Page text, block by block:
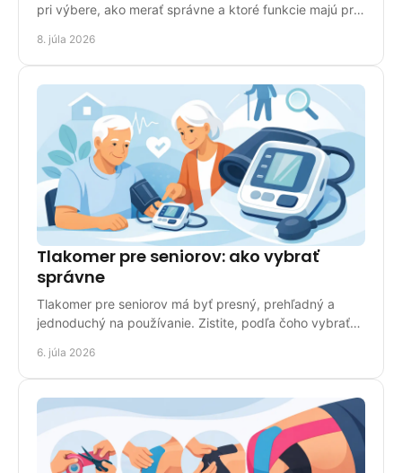
pri výbere, ako merať správne a ktoré funkcie majú pri
8. júla 2026
Tlakomer pre seniorov: ako vybrať
správne
Tlakomer pre seniorov má byť presný, prehľadný a
jednoduchý na používanie. Zistite, podľa čoho vybrať
6. júla 2026